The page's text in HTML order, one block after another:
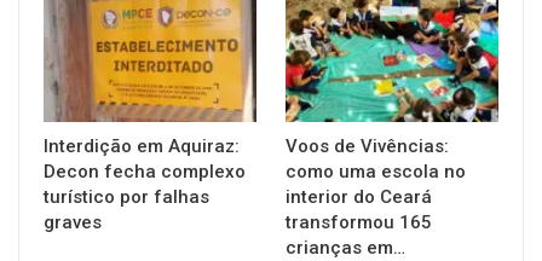
Interdição em Aquiraz:
Decon fecha complexo
turístico por falhas
graves
Voos de Vivências:
como uma escola no
interior do Ceará
transformou 165
crianças em…